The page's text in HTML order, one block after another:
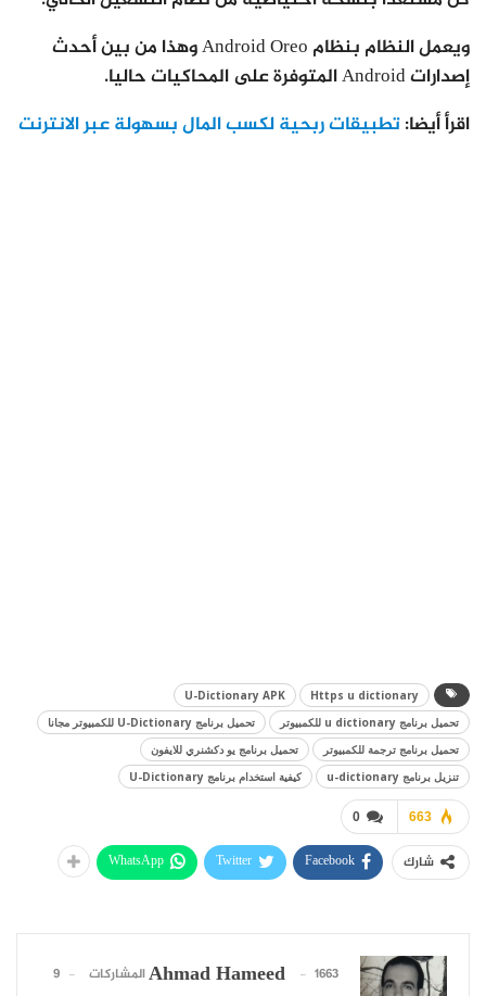
ويعمل النظام بنظام Android Oreo وهذا من بين أحدث
إصدارات Android المتوفرة على المحاكيات حاليا.
اقرأ أيضا:تطبيقات ربحية لكسب المال بسهولة عبر الانترنت
Https u dictionary
U-Dictionary APK
تحميل برنامج u dictionary للكمبيوتر
تحميل برنامج U-Dictionary للكمبيوتر مجانا
تحميل برنامج ترجمة للكمبيوتر
تحميل برنامج يو دكشنري للايفون
تنزيل برنامج u-dictionary
كيفية استخدام برنامج U-Dictionary
0 663
شارك Facebook
Twitter
WhatsApp
Ahmad Hameed 1663 المشاركات
9